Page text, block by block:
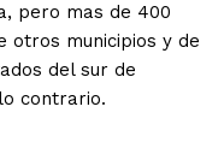
pero mas de 400
otros municipios y de
del sur de
contrario.